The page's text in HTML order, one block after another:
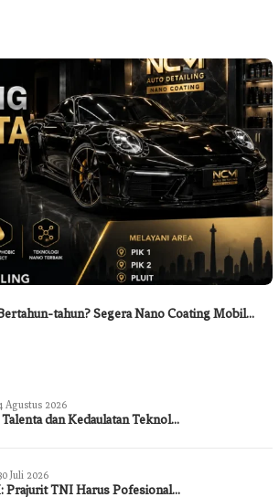
tahun? Segera Nano Coating Mobil…
Agustus 2026
dan Kedaulatan Teknol…
Juli 2026
Prajurit TNI Harus Pofesional…